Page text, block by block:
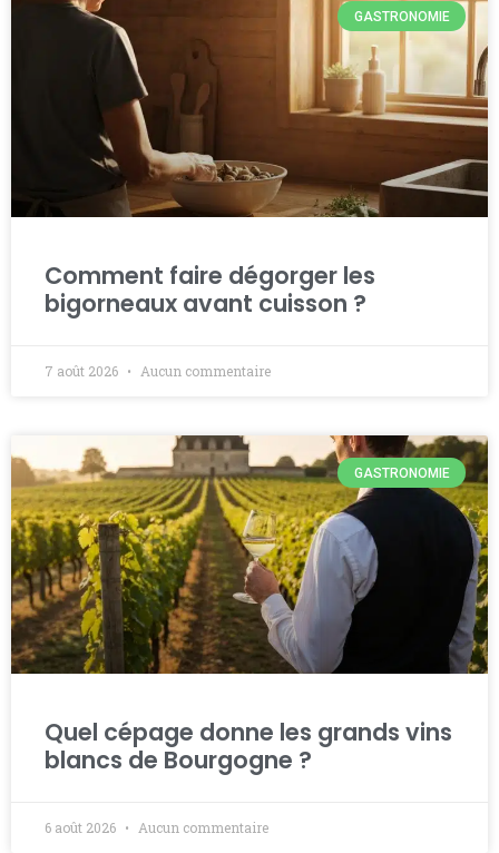
GASTRONOMIE
Comment faire dégorger les
bigorneaux avant cuisson ?
7 août 2026 Aucun commentaire
GASTRONOMIE
Quel cépage donne les grands vins
blancs de Bourgogne ?
6 août 2026 Aucun commentaire